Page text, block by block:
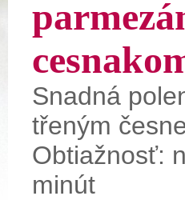
Snadná
třeným
Obtiažnosť:
minút